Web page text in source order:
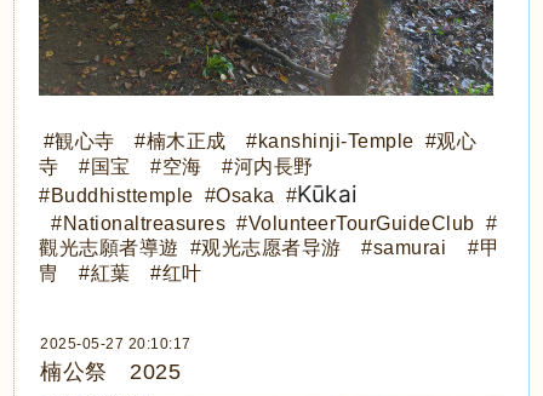
#観心寺 #楠木正成 #kanshinji-Temple #观心
寺 #国宝 #空海 #河内長野
#Buddhisttemple #Osaka #Kūkai
#Nationaltreasures#VolunteerTourGuideClub #
觀光志願者導遊 #观光志愿者导游#samurai #甲
冑 #紅葉 #红叶
2025-05-27 20:10:17
楠公祭 2025